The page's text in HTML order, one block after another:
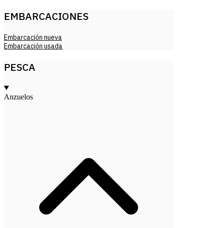
EMBARCACIONES
Embarcación nueva
Embarcación usada
PESCA
Anzuelos